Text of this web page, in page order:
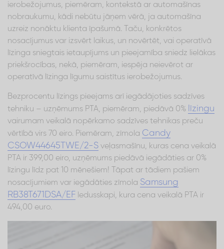
ierobežojumus, piemēram, kontekstā ar automašīnas
nobraukumu, kādi nebūtu jāņem vērā, ja automašīna
uzreiz nonāktu klienta īpašumā. Taču, konkrētos
nosacījumus var izsvērt laikus, un novērtēt, vai operatīvā
līzinga sniegtais ietaupījums un pieejamība sniedz lielākas
priekšrocības, nekā, piemēram, iespēja neievērot ar
operatīvā līzinga līgumu saistītus ierobežojumus.
Bezprocentu līzings pieejams arī iegādājoties sadzīves
tehniku – uzņēmums PTA, piemēram, piedāvā 0% līzingu
vairumam veikalā nopērkamo sadzīves tehnikas preču
vērtībā virs 70 eiro. Piemēram, zīmola Candy
CSOW44645TWE/2-S veļasmašīnu, kuras cena veikalā
PTA ir 399,00 eiro, uzņēmums piedāvā iegādāties ar 0%
līzingu līdz pat 10 mēnešiem! Tāpat ar tādiem pašiem
nosacījumiem var iegādāties zīmola Samsung
RB38T671DSA/EF ledusskapi, kura cena veikalā PTA ir
494,00 euro.